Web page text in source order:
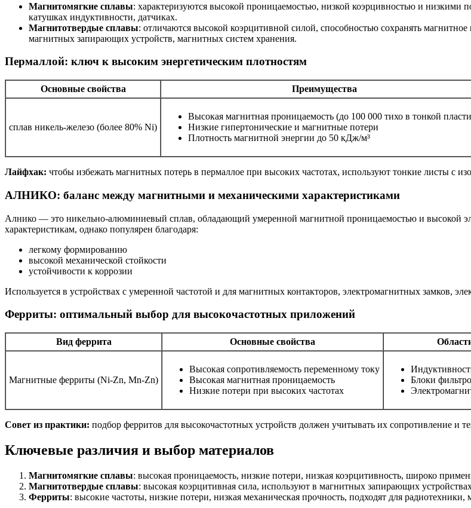
Магнитомягкие сплавы: характеризуются высокой проницаемостью, низкой коэрцивностью и
катушках индуктивности, датчиках.
Магнитотвердые сплавы: отличаются высокой коэрцитивной силой, способностью сохранять
магнитных запирающих устройств, магнитных систем хранения.
Пермаллой: ключ к высоким энергетическим плотностям
Основные свойства Преимущества
сплав никель-железо (более 80% Ni)
Высокая магнитная проницаемость (до 100 000 тихо в тонкой
Низкие гипертонические и магнитные потери
Плотность магнитной энергии до 50 кДж/м³
Лайфхак: чтобы избежать магнитных потерь в пермаллое при высоких частотах, используют тонкие листы с
АЛНИКО: баланс между магнитными и механическими характеристиками
Алнико — это никельно-алюминиевый сплав, обладающий умеренной магнитной проницаемостью и высокой
характеристикам, однако популярен благодаря:
легкому формированию
высокой механической стойкости
устойчивости к коррозии
Используется в устройствах с умеренной частотой и для магнитных контакторов, электромагнитных замков,
Ферриты: оптимальный выбор для высокочастотных приложений
Вид феррита Основные свойства
Магнитные ферриты (Ni-Zn, Mn-Zn)
Высокая сопротивляемость переменному току
Высокая магнитная проницаемость
Низкие потери при высоких частотах
Блоки
Совет из практики: подбор ферритов для высокочастотных устройств должен учитывать их сопротивление и
Ключевые различия и выбор материалов
Магнитомягкие сплавы: высокая проницаемость, низкие потери, низкая коэрцитивность, широко
Магнитотвердые сплавы: высокая коэрцитивная сила, используют в магнитных запирающих
Ферриты: высокие частоты, низкие потери, низкая механическая прочность, подходят для